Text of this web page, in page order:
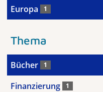
Europa 1
Thema
Bücher 1
Finanzierung 1